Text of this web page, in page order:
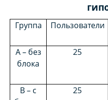
Группа Пользователи
A – без
блока
25
В – с
25